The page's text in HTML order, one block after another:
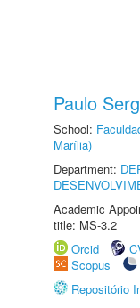
Paulo
School:
Marília)
Department:
Academic
title: MS-3.2
Orcid
Scopus
Repositório